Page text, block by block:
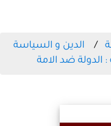
الدين و السياسة
: الدولة ضد الامة